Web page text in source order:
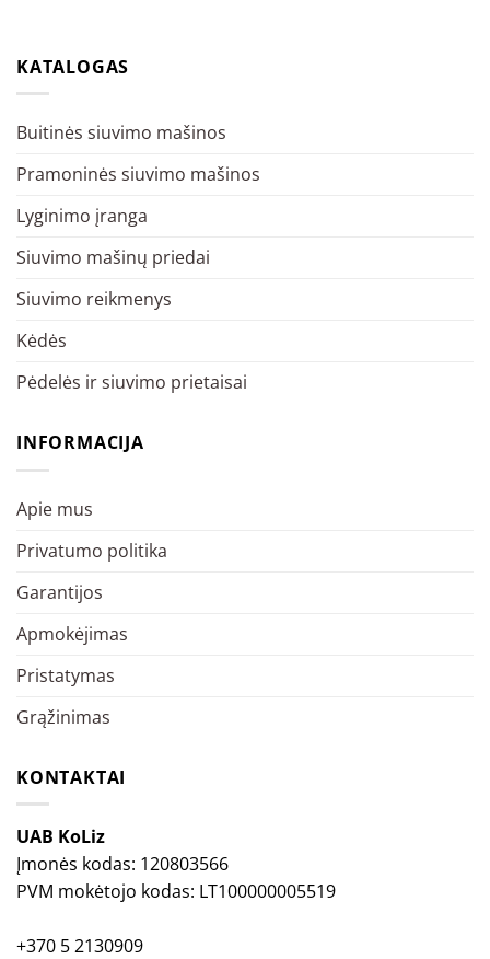
KATALOGAS
Buitinės siuvimo mašinos
Pramoninės siuvimo mašinos
Lyginimo įranga
Siuvimo mašinų priedai
Siuvimo reikmenys
Kėdės
Pėdelės ir siuvimo prietaisai
INFORMACIJA
Apie mus
Privatumo politika
Garantijos
Apmokėjimas
Pristatymas
Grąžinimas
KONTAKTAI
UAB KoLiz
Įmonės kodas: 120803566
PVM mokėtojo kodas: LT100000005519
+370 5 2130909